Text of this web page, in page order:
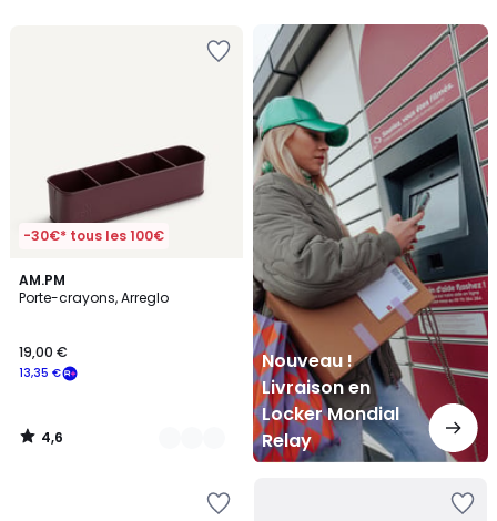
-30€* tous les 100€
AM.PM
Porte-crayons, Arreglo
13,35 €
19,00 €
4,6
/ 5
5
Couleurs
4,6
/
Nouveau !
Livraison en
Locker Mondial
Relay
Nouveau
Livraison
en
Locker
Mondial
Relay